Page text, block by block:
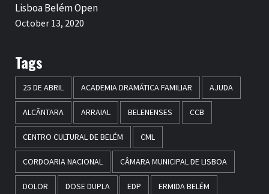
Lisboa Belém Open
October 13, 2020
Tags
25 DE ABRIL ACADEMIA DRAMÁTICA FAMILIAR AJUDA
ALCÂNTARA ARRAIAL BELENENSES CCB
CENTRO CULTURAL DE BELÉM CML
CORDOARIA NACIONAL CÂMARA MUNICIPAL DE LISBOA
DOLOR DOSE DUPLA EDP ERMIDA BELÉM